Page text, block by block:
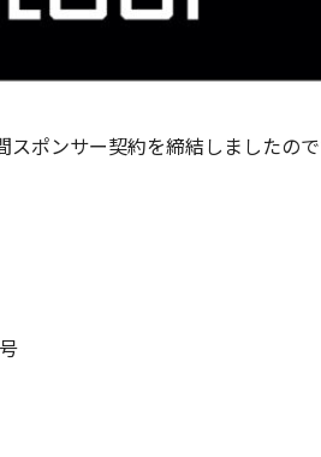
ポンサー契約を締結しましたので